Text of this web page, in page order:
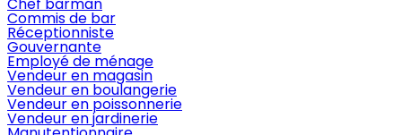
Commis de bar
Réceptionniste
Gouvernante
Employé de ménage
Vendeur en magasin
Vendeur en boulangerie
Vendeur en poissonnerie
Vendeur en jardinerie